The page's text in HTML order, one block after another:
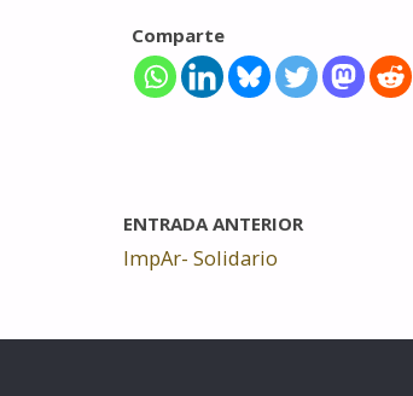
Comparte
ENTRADA ANTERIOR
ImpAr- Solidario